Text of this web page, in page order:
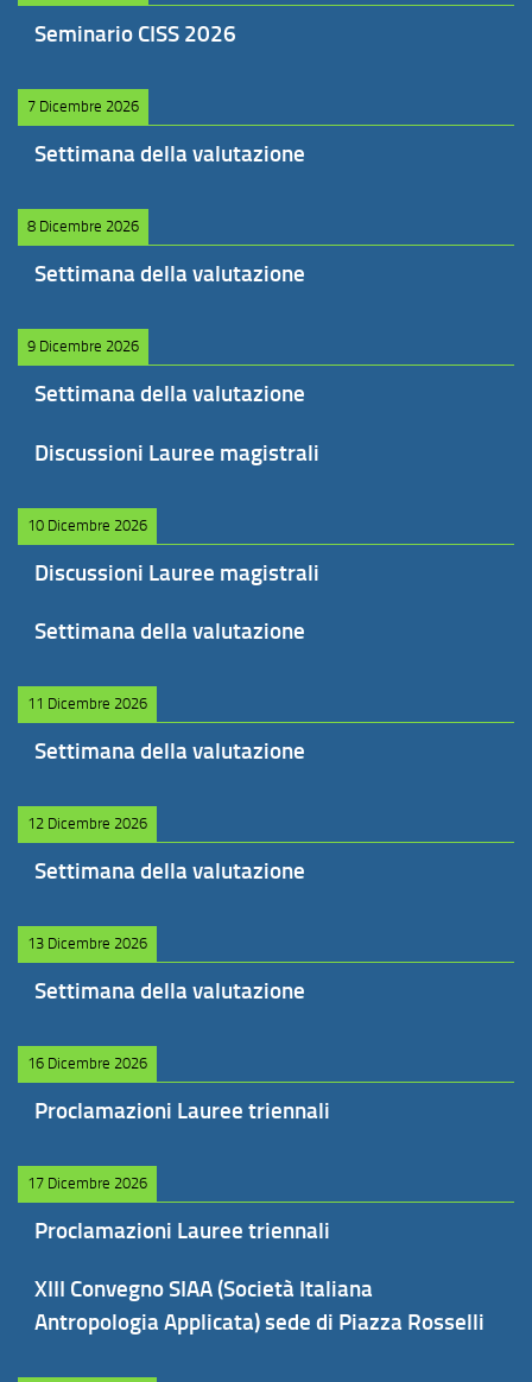
Seminario CISS 2026
7 Dicembre 2026
Settimana della valutazione
8 Dicembre 2026
Settimana della valutazione
9 Dicembre 2026
Settimana della valutazione
Discussioni Lauree magistrali
10 Dicembre 2026
Discussioni Lauree magistrali
Settimana della valutazione
11 Dicembre 2026
Settimana della valutazione
12 Dicembre 2026
Settimana della valutazione
13 Dicembre 2026
Settimana della valutazione
16 Dicembre 2026
Proclamazioni Lauree triennali
17 Dicembre 2026
Proclamazioni Lauree triennali
XIII Convegno SIAA (Società Italiana
Antropologia Applicata) sede di Piazza Rosselli